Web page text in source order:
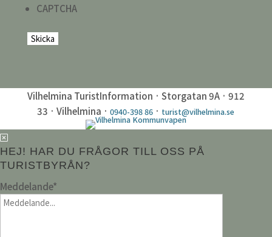
CAPTCHA
Vilhelmina TuristInformation · Storgatan 9A · 912
33 · Vilhelmina ·0940-398 86 · turist@vilhelmina.se
HEJ! HAR DU FRÅGOR TILL OSS PÅ
TURISTBYRÅN?
Meddelande*